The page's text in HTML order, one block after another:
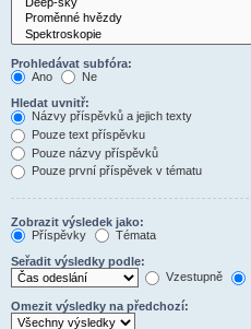
Prohledávat subfóra:
Ano
Ne
Hledat uvnitř:
Názvy příspěvků a jejich texty
Pouze text příspěvku
Pouze názvy příspěvků
Pouze první příspěvek v tématu
Zobrazit výsledek jako:
Příspěvky
Témata
Seřadit výsledky podle:
Vzestupně
Omezit výsledky na předchozí: